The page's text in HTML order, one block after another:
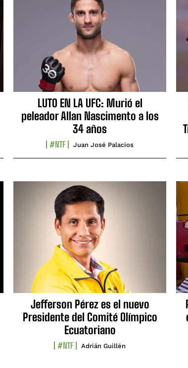
LUTO EN LA UFC: Murió el
peleador Allan Nascimento a los
34 años
#NTF Juan José Palacios
Jefferson Pérez es el nuevo
Presidente del Comité Olímpico
Ecuatoriano
#NTF Adrián Guillén